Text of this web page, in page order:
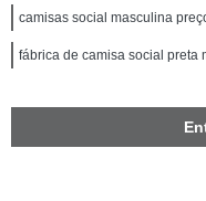
camisas social masculina
fábrica de camisa social preta